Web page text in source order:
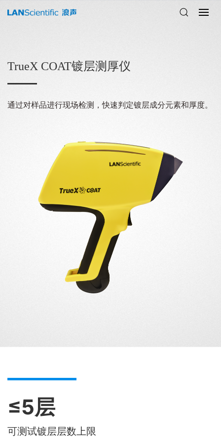
TrueX COAT镀层测厚仪
通过对样品进行现场检测，快速判定镀层成分元素和厚度。
≤5层
可测试镀层层数上限